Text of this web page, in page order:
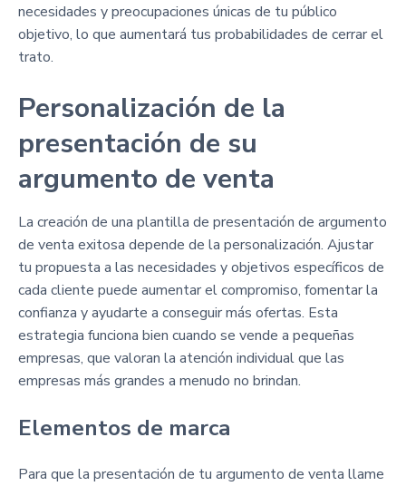
necesidades y preocupaciones únicas de tu público
objetivo, lo que aumentará tus probabilidades de cerrar el
trato.
Personalización de la
presentación de su
argumento de venta
La creación de una plantilla de presentación de argumento
de venta exitosa depende de la personalización. Ajustar
tu propuesta a las necesidades y objetivos específicos de
cada cliente puede aumentar el compromiso, fomentar la
confianza y ayudarte a conseguir más ofertas. Esta
estrategia funciona bien cuando se vende a pequeñas
empresas, que valoran la atención individual que las
empresas más grandes a menudo no brindan.
Elementos de marca
Para que la presentación de tu argumento de venta llame